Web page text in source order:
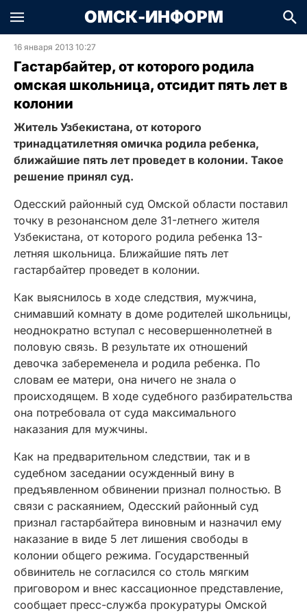
ОМСК-ИНФОРМ
16 января 2013 10:27
Гастарбайтер, от которого родила
омская школьница, отсидит пять лет в
колонии
Житель Узбекистана, от которого
тринадцатилетняя омичка родила ребенка,
ближайшие пять лет проведет в колонии. Такое
решение принял суд.
Одесский районный суд Омской области поставил
точку в резонансном деле 31-летнего жителя
Узбекистана, от которого родила ребенка 13-
летняя школьница. Ближайшие пять лет
гастарбайтер проведет в колонии.
Как выяснилось в ходе следствия, мужчина,
снимавший комнату в доме родителей школьницы,
неоднократно вступал с несовершеннолетней в
половую связь. В результате их отношений
девочка забеременела и родила ребенка. По
словам ее матери, она ничего не знала о
происходящем. В ходе судебного разбирательства
она потребовала от суда максимального
наказания для мужчины.
Как на предварительном следствии, так и в
судебном заседании осужденный вину в
предъявленном обвинении признал полностью. В
связи с раскаянием, Одесский районный суд
признал гастарбайтера виновным и назначил ему
наказание в виде 5 лет лишения свободы в
колонии общего режима. Государственный
обвинитель не согласился со столь мягким
приговором и внес кассационное представление,
сообщает пресс-служба прокуратуры Омской